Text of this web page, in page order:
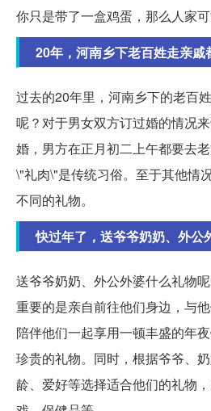
你只是带了一盒鸡蛋，那么人家可
20年，河南乡下老百姓走亲戚
过去的20年里，河南乡下的老百
呢？对于男女双方订过婚的情况
婚，男方在正月初二上午都要去
\"礼肉\"是传统习俗。至于其他情
不同的礼物。
快过年了，送爷爷奶奶、外公
送爷爷奶奶、外公外婆什么礼物
重要的是亲自前往他们身边，与
陪伴他们一起享用一顿丰盛的年
珍贵的礼物。同时，根据爷爷、
龄、爱好等选择适合他们的礼物